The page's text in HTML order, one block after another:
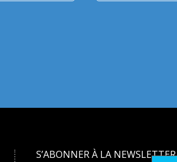
S’ABONNER À LA NEWSLETTER